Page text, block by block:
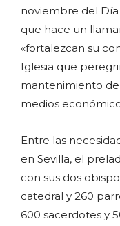
noviembre del Día
que hace un
«fortalezcan su
Iglesia que
mantenimiento
medios
Entre las
en Sevilla, el
con sus dos
catedral y 260
600 sacerdotes y